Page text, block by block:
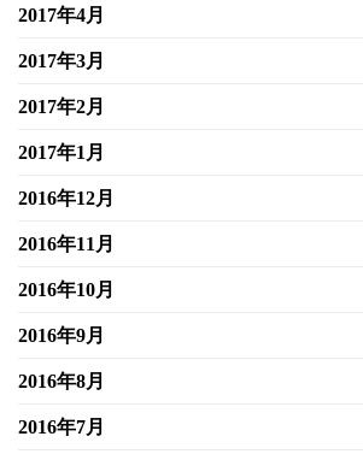
2017年4月
2017年3月
2017年2月
2017年1月
2016年12月
2016年11月
2016年10月
2016年9月
2016年8月
2016年7月